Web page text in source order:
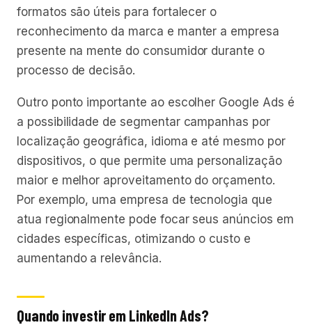
formatos são úteis para fortalecer o
reconhecimento da marca e manter a empresa
presente na mente do consumidor durante o
processo de decisão.
Outro ponto importante ao escolher Google Ads é
a possibilidade de segmentar campanhas por
localização geográfica, idioma e até mesmo por
dispositivos, o que permite uma personalização
maior e melhor aproveitamento do orçamento.
Por exemplo, uma empresa de tecnologia que
atua regionalmente pode focar seus anúncios em
cidades específicas, otimizando o custo e
aumentando a relevância.
Quando investir em LinkedIn Ads?